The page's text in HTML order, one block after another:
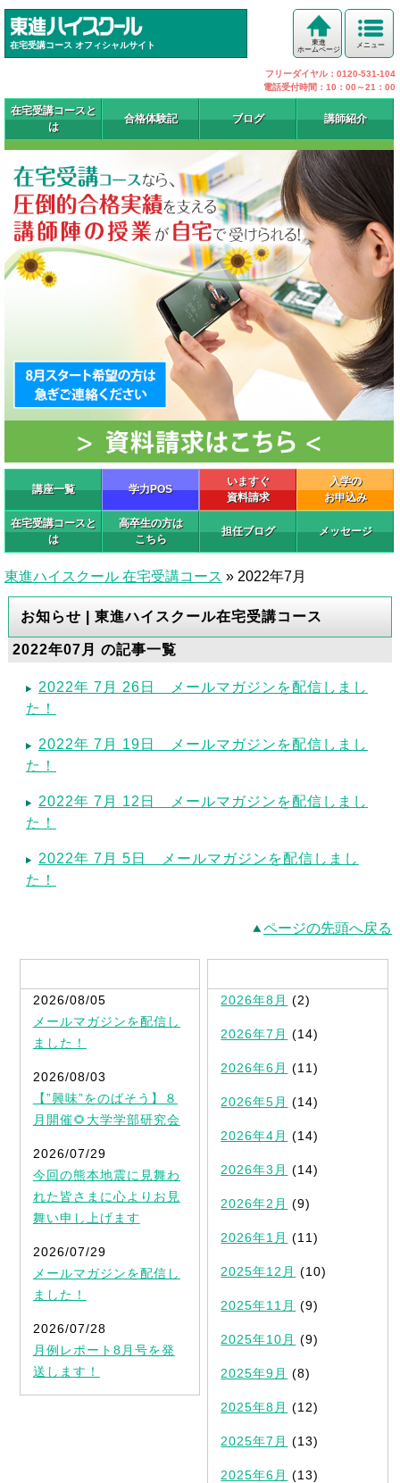
在宅受講コース オフィシャルサイト メニュー
東進
ホームページ
フリーダイヤル：0120-531-104
電話受付時間：10：00～21：00
在宅受講コースと
は
合格体験記 ブログ 講師紹介
講座一覧 学力POS
いますぐ
資料請求
入学の
お申込み
在宅受講コースと
は
高卒生の方は
こちら
担任ブログ メッセージ
東進ハイスクール 在宅受講コース » 2022年7月
お知らせ | 東進ハイスクール在宅受講コース
2022年07月 の記事一覧
2022年 7月 26日 メールマガジンを配信しまし
た！
2022年 7月 19日 メールマガジンを配信しまし
た！
2022年 7月 12日 メールマガジンを配信しまし
た！
2022年 7月 5日 メールマガジンを配信しまし
た！
ページの先頭へ戻る
2026/08/05
メールマガジンを配信し
ました！
2026/08/03
【”興味”をのばそう】８
月開催🌻大学学部研究会
2026/07/29
今回の熊本地震に見舞わ
れた皆さまに心よりお見
舞い申し上げます
2026/07/29
メールマガジンを配信し
ました！
2026/07/28
月例レポート8月号を発
送します！
2026年8月 (2)
2026年7月 (14)
2026年6月 (11)
2026年5月 (14)
2026年4月 (14)
2026年3月 (14)
2026年2月 (9)
2026年1月 (11)
2025年12月 (10)
2025年11月 (9)
2025年10月 (9)
2025年9月 (8)
2025年8月 (12)
2025年7月 (13)
2025年6月 (13)